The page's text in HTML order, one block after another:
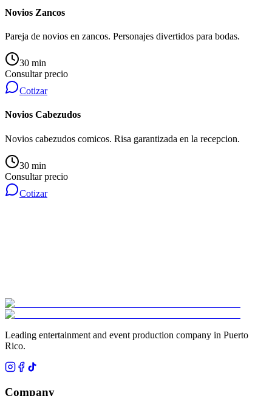
Novios Zancos
Pareja de novios en zancos. Personajes divertidos para bodas.
30 min
Consultar precio
Cotizar
Novios Cabezudos
Novios cabezudos comicos. Risa garantizada en la recepcion.
30 min
Consultar precio
Cotizar
Leading entertainment and event production company in Puerto
Rico.
Company